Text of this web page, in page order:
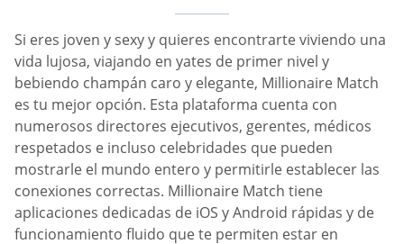
Si eres joven y sexy y quieres encontrarte viviendo una
vida lujosa, viajando en yates de primer nivel y
bebiendo champán caro y elegante, Millionaire Match
es tu mejor opción. Esta plataforma cuenta con
numerosos directores ejecutivos, gerentes, médicos
respetados e incluso celebridades que pueden
mostrarle el mundo entero y permitirle establecer las
conexiones correctas. Millionaire Match tiene
aplicaciones dedicadas de iOS y Android rápidas y de
funcionamiento fluido que te permiten estar en